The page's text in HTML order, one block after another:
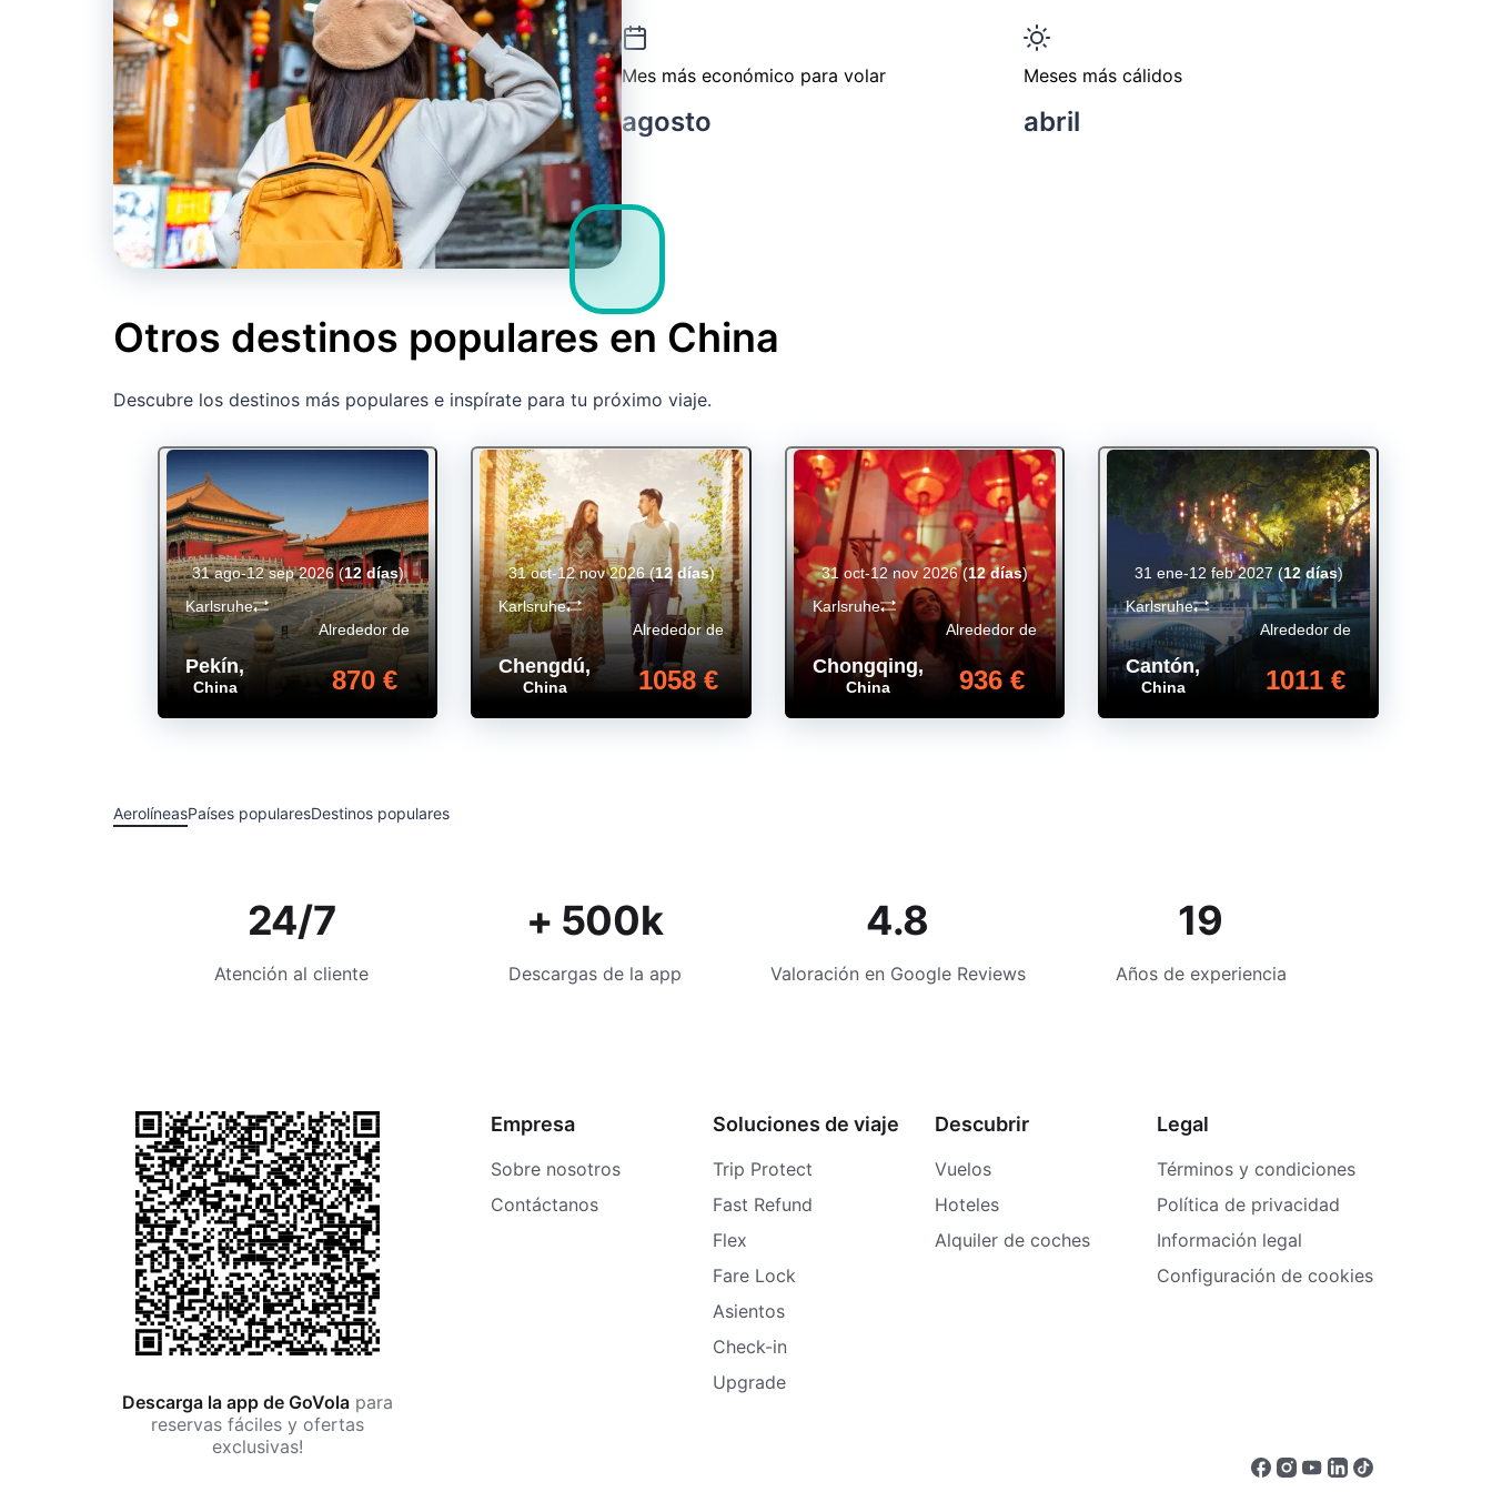
Mes más económico para volar
agosto
Meses más cálidos
abril
Otros destinos populares en China
Descubre los destinos más populares e inspírate para tu próximo viaje.
Pekín,
China
Alrededor de
870 €
Karlsruhe
31 ago-12 sep 2026(12 días)
Chengdú,
China
Alrededor de
1058 €
Karlsruhe
31 oct-12 nov 2026(12 días)
Chongqing,
China
Alrededor de
936 €
Karlsruhe
31 oct-12 nov 2026(12 días)
Cantón,
China
Alrededor de
1011 €
Karlsruhe
31 ene-12 feb 2027(12 días)
AerolíneasPaíses popularesDestinos populares
24/7
Atención al cliente
+ 500k
Descargas de la app
4.8
Valoración en Google Reviews
19
Años de experiencia
Descarga la app de GoVola para
reservas fáciles y ofertas
exclusivas!
Empresa
Sobre nosotros
Contáctanos
Soluciones de viaje
Trip Protect
Fast Refund
Flex
Fare Lock
Asientos
Check-in
Upgrade
Descubrir
Vuelos
Hoteles
Alquiler de coches
Legal
Términos y condiciones
Política de privacidad
Información legal
Configuración de cookies